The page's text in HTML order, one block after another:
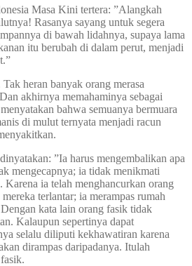
Masa Kini tertera: ”Alangkah
Rasanya sayang untuk segera
di bawah lidahnya, supaya lama
itu berubah di dalam perut, menjadi
heran banyak orang merasa
akhirnya memahaminya sebagai
bahwa semuanya bermuara
di mulut ternyata menjadi racun
”Ia harus mengembalikan apa
mengecapnya; ia tidak menikmati
Karena ia telah menghancurkan orang
terlantar; ia merampas rumah
kata lain orang fasik tidak
Kalaupun sepertinya dapat
selalu diliputi kekhawatiran karena
dirampas daripadanya. Itulah